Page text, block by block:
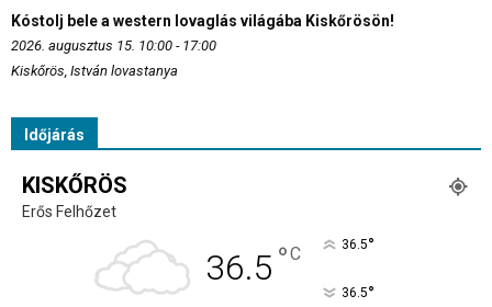
Kóstolj bele a western lovaglás világába Kiskőrösön!
2026. augusztus 15. 10:00 - 17:00
Kiskőrös, István lovastanya
Időjárás
KISKŐRÖS
Erős Felhőzet
36.5 °C 36.5°
36.5°